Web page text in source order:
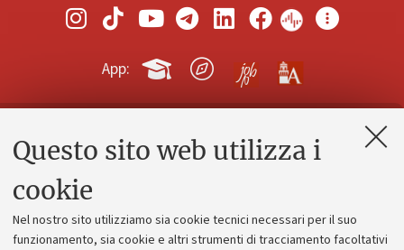
Questo sito web utilizza i
cookie
Nel nostro sito utilizziamo sia cookie tecnici necessari per il suo
funzionamento, sia cookie e altri strumenti di tracciamento facoltativi
App:
Contatti e PEC
Alumni community